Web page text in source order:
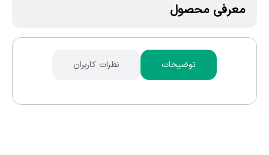
معرفی محصول
توضیحات نظرات کاربران